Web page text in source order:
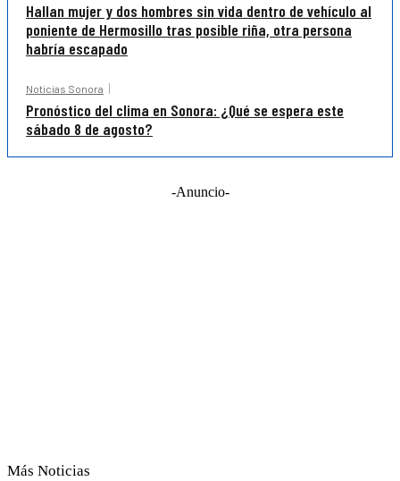
Hallan mujer y dos hombres sin vida dentro de vehículo al
poniente de Hermosillo tras posible riña, otra persona
habría escapado
Noticias Sonora
Pronóstico del clima en Sonora: ¿Qué se espera este
sábado 8 de agosto?
-Anuncio-
Más Noticias